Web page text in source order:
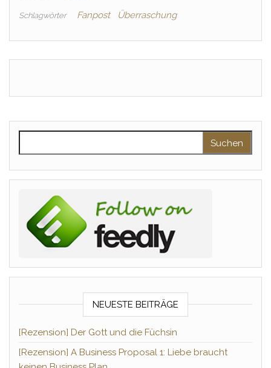
Schlagwörter Fanpost Überraschung
NEUESTE BEITRÄGE
[Rezension] Der Gott und die Füchsin
[Rezension] A Business Proposal 1: Liebe braucht